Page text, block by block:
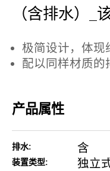
（含排水）_
极简设计，体现
配以同样材质的
产品属性
排水: 含
装置类型: 独立